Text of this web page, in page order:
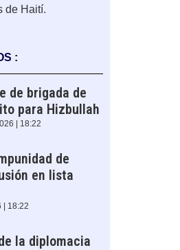
de Haití.
:
de brigada de
para Hizbullah
| 18:22
de
en lista
| 18:22
la diplomacia